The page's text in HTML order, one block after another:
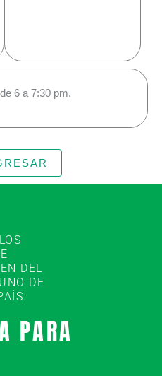
6 a 7:30 pm.
DEL
DE
PARA